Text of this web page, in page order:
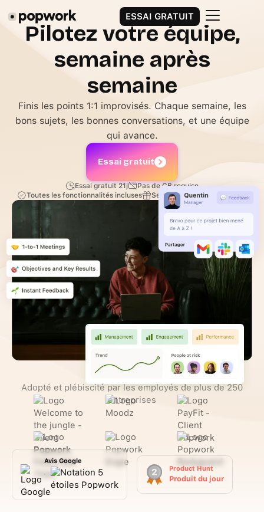
ESSAI GRATUIT
Pilotez votre équipe,
semaine après
semaine
Finis les points 1:1 improvisés. Chaque semaine, les
bons sujets, les bonnes conversations, et une équipe
qui avance.
Essai gratuit
Essai gratuit 21j
Pas de CB requise
Toutes les fonctionnalités incluses
Session d'accompagnement
Adopté et plébiscité par les employés de plus de 250
entreprises
Avis Google
4,8 Product Hunt
Produit du jour